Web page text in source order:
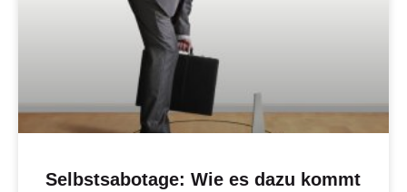
Selbstsabotage: Wie es dazu kommt